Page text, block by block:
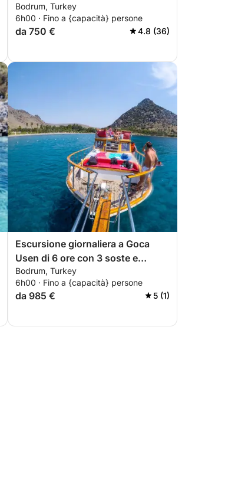
Bodrum, Turkey
6h00 · Fino a {capacità} persone
da 750 € 4.8 (36)
Escursione giornaliera a Goca
Usen di 6 ore con 3 soste e
pranzo incluso
Bodrum, Turkey
6h00 · Fino a {capacità} persone
da 985 € 5 (1)